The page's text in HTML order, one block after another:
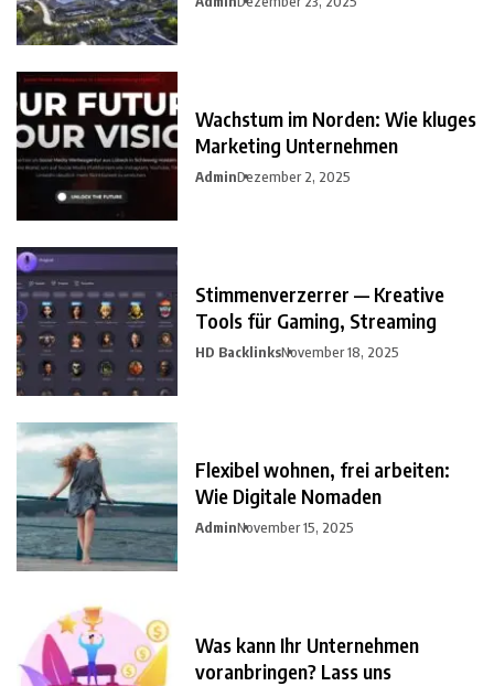
Wachstum im Norden: Wie kluges
Marketing Unternehmen
AdminDezember 2, 2025
Stimmenverzerrer — Kreative
Tools für Gaming, Streaming
HD BacklinksNovember 18, 2025
Flexibel wohnen, frei arbeiten:
Wie Digitale Nomaden
AdminNovember 15, 2025
Was kann Ihr Unternehmen
voranbringen? Lass uns